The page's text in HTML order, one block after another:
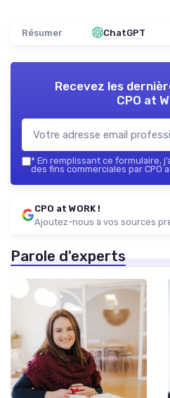
Résumer ChatGPT
Recevez les
CPO at
* En remplissant ce formulaire,
des fins commerciales par CPO
CPO at WORK !
Ajoutez-nous à vos sources
Parole d'experts